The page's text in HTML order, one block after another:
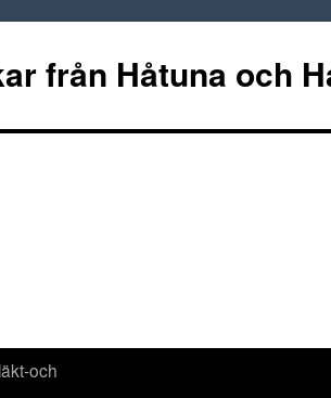
från Håtuna och
och